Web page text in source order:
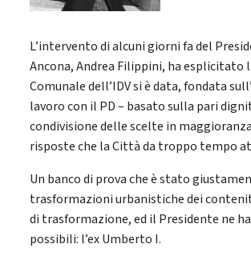
L’intervento di alcuni giorni fa del
Ancona, Andrea Filippini, ha
Comunale dell’IDV si è data, fondata
lavoro con il PD – basato sulla pari
condivisione delle scelte in
risposte che la Città da troppo tempo
Un banco di prova che è stato
trasformazioni urbanistiche dei
di trasformazione, ed il Presidente ne
possibili: l’ex Umberto I.